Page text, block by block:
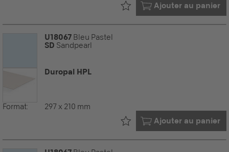
Ajouter au panier
Déjà dans votre
U18067 Bleu Pastel
SD Sandpearl
Duropal HPL
Format: 297 x 210 mm
Ajouter au panier
Déjà dans votre